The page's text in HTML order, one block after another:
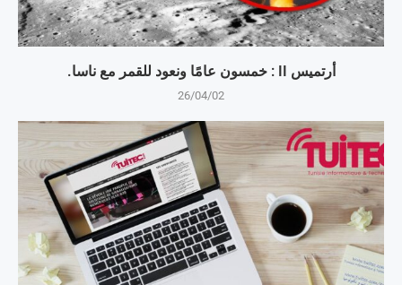
أرتميس II : خمسون عامًا ونعود للقمر مع ناسا.
26/04/02